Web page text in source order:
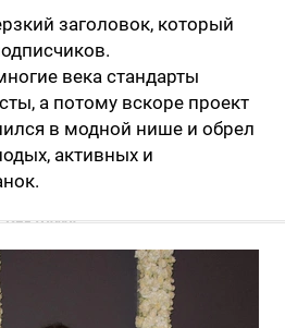
заголовок, который
века стандарты
а потому вскоре проект
в модной нише и обрел
активных и